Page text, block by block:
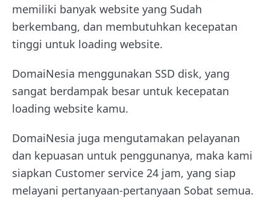
memiliki banyak website yang Sudah
berkembang, dan membutuhkan kecepatan
tinggi untuk loading website.
DomaiNesia menggunakan SSD disk, yang
sangat berdampak besar untuk kecepatan
loading website kamu.
DomaiNesia juga mengutamakan pelayanan
dan kepuasan untuk penggunanya, maka kami
siapkan Customer service 24 jam, yang siap
melayani pertanyaan-pertanyaan Sobat semua.